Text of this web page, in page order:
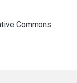
las estructuras
a la beca
optimización del
posibilidades
de los cuadrados
Commons